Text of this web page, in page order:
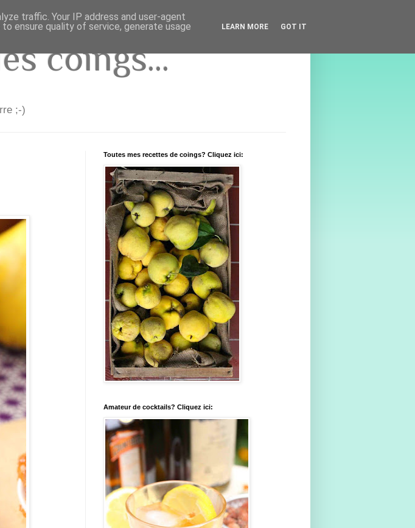
coings...
;-)
Toutes mes recettes de coings? Cliquez ici:
Amateur de cocktails? Cliquez ici:
traffic. Your IP address and user-agent
ensure quality of service, generate usage
LEARN MORE GOT IT